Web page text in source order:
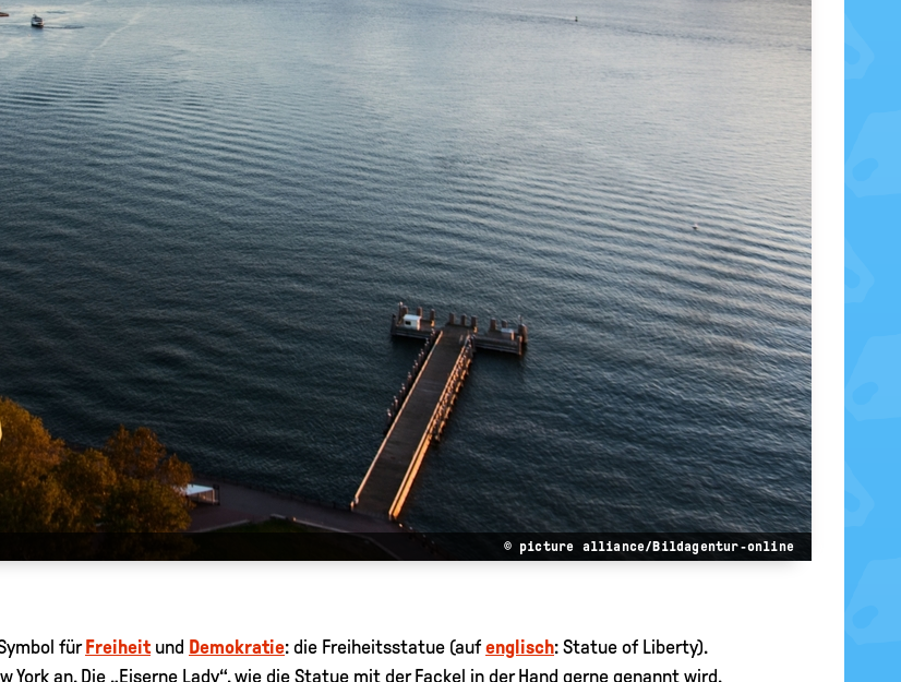
© picture alliance/Bildagentur-online
fürFreiheitund Demokratie: die Freiheitsstatue (aufenglisch: Statue of Liberty).
York an. Die „Eiserne Lady“, wie die Statue mit der Fackel in der Hand gerne genannt wird,